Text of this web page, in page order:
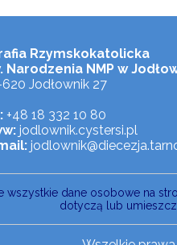
Rzymskokatolicka
Narodzenia NMP w
Jodłownik 27
+48 18 332 10 80
jodlownik.cystersi.pl
wszystkie dane osobowe na
dotyczą lub